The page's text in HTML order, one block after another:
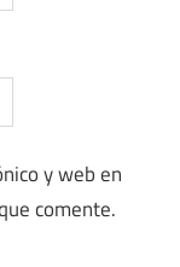
y web en
comente.